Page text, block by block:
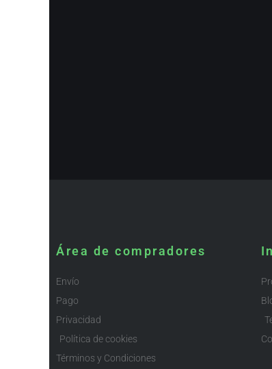
Área de compradores
Envío
Pago
Privacidad
Política de cookies
Términos y Condiciones